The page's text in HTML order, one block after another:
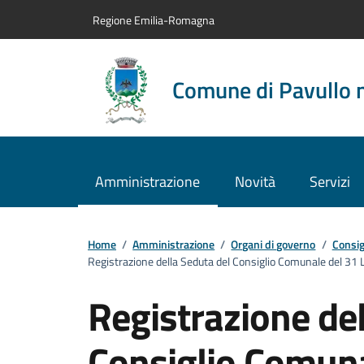
Regione Emilia-Romagna
Comune di Pavullo
Amministrazione Novità Servizi
Home / Amministrazione / Organi di governo /
Registrazione della Seduta del Consiglio Comunale del 31
Registrazione